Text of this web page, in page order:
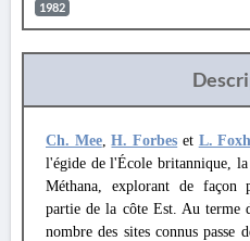
1982
Ch. Mee,H. Forbes et L.
l'égide de l'École britannique,
Méthana, explorant de façon
partie de la côte Est. Au terme
nombre des sites connus passe